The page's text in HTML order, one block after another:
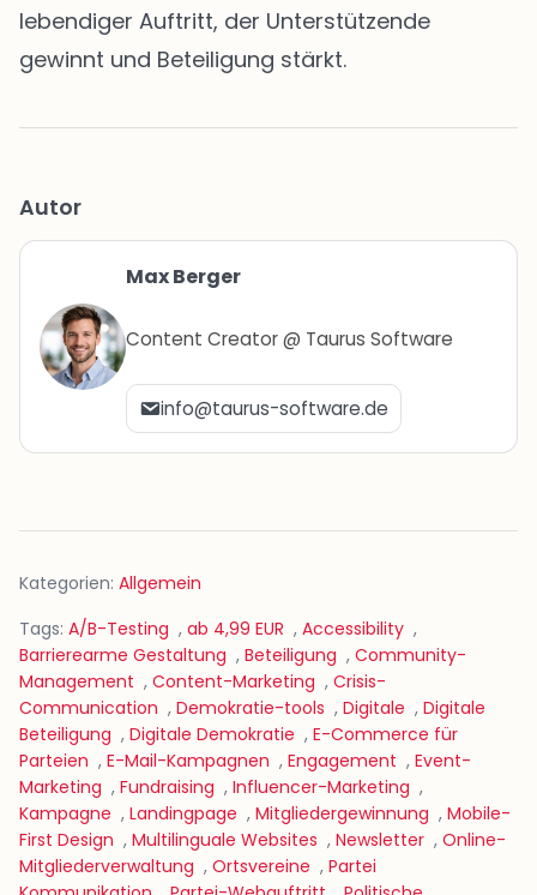
lebendiger Auftritt, der Unterstützende
gewinnt und Beteiligung stärkt.
Autor
Max Berger
Content Creator @ Taurus Software
info@taurus-software.de
Kategorien: Allgemein
Tags: A/B-Testing , ab 4,99 EUR , Accessibility ,
Barrierearme Gestaltung , Beteiligung , Community-
Management , Content-Marketing , Crisis-
Communication , Demokratie-tools , Digitale , Digitale
Beteiligung , Digitale Demokratie , E-Commerce für
Parteien , E-Mail-Kampagnen , Engagement , Event-
Marketing , Fundraising , Influencer-Marketing ,
Kampagne , Landingpage , Mitgliedergewinnung , Mobile-
First Design , Multilinguale Websites , Newsletter , Online-
Mitgliederverwaltung , Ortsvereine , Partei